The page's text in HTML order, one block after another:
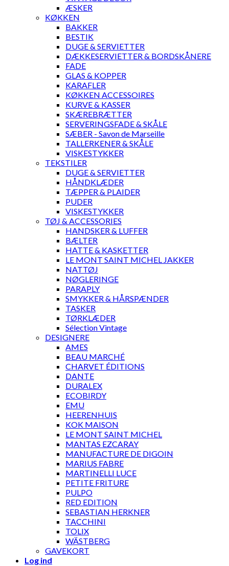
ÆSKER
KØKKEN
BAKKER
BESTIK
DUGE & SERVIETTER
DÆKKESERVIETTER & BORDSKÅNERE
FADE
GLAS & KOPPER
KARAFLER
KØKKEN ACCESSOIRES
KURVE & KASSER
SKÆREBRÆTTER
SERVERINGSFADE & SKÅLE
SÆBER - Savon de Marseille
TALLERKENER & SKÅLE
VISKESTYKKER
TEKSTILER
DUGE & SERVIETTER
HÅNDKLÆDER
TÆPPER & PLAIDER
PUDER
VISKESTYKKER
TØJ & ACCESSORIES
HANDSKER & LUFFER
BÆLTER
HATTE & KASKETTER
LE MONT SAINT MICHEL JAKKER
NATTØJ
NØGLERINGE
PARAPLY
SMYKKER & HÅRSPÆNDER
TASKER
TØRKLÆDER
Sélection Vintage
DESIGNERE
AMES
BEAU MARCHÉ
CHARVET ÉDITIONS
DANTE
DURALEX
ECOBIRDY
EMU
HEERENHUIS
KOK MAISON
LE MONT SAINT MICHEL
MANTAS EZCARAY
MANUFACTURE DE DIGOIN
MARIUS FABRE
MARTINELLI LUCE
PETITE FRITURE
PULPO
RED EDITION
SEBASTIAN HERKNER
TACCHINI
TOLIX
WÄSTBERG
GAVEKORT
Log ind